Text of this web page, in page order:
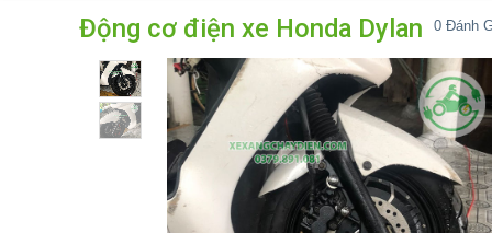
Động cơ điện xe Honda Dylan 0 Đánh